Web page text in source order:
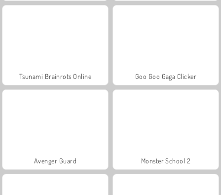
Tsunami Brainrots Online Goo Goo Gaga Clicker
Avenger Guard Monster School 2